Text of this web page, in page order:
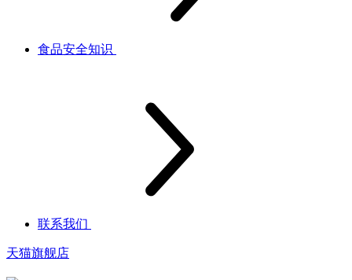
食品安全知识
联系我们
天猫旗舰店